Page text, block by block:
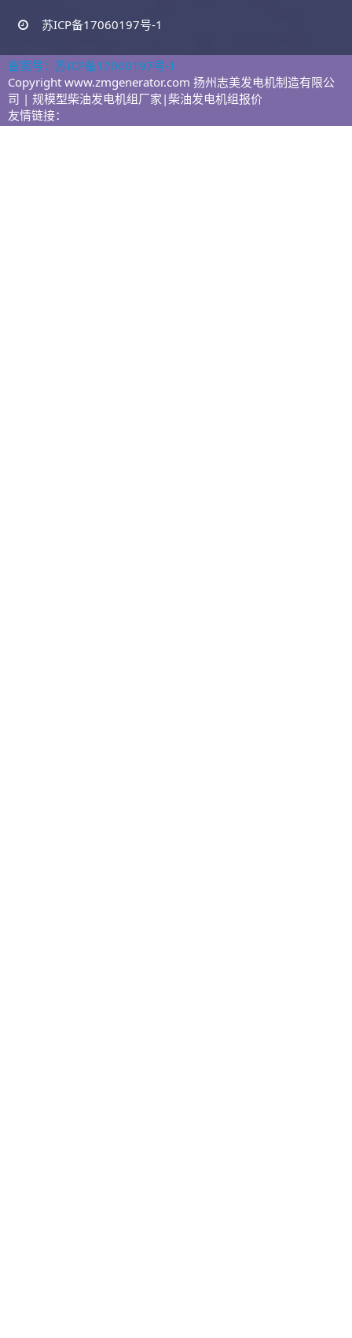
苏ICP备17060197号-1
备案号：苏ICP备17060197号-1
Copyright www.zmgenerator.com 扬州志美发电机制造有限公
司 | 规模型柴油发电机组厂家|柴油发电机组报价
友情链接：